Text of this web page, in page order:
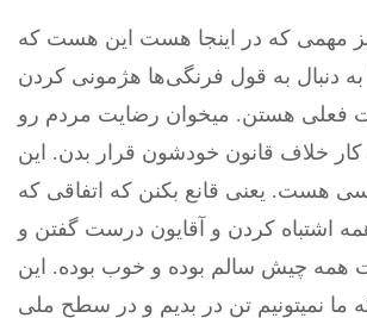
مهمی‌ که در اینجا هست این هست که
به دنبال به قول فرنگی‌‌ها هژمونی کردن
فعلی‌ هستن. میخوان رضایت مردم رو
کار خلاف قانون خودشون قرار بدن. این
هست. یعنی‌ قانع بکنن که اتفاقی که
همه اشتباه کردن و آقایون درست گفتن و
همه چیش سالم بوده و خوب بوده. این
ما نمیتونیم تن در بدیم و در سطح ملی‌